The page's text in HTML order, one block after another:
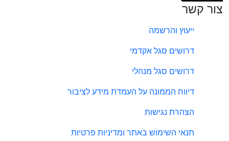
צור קשר
ייעוץ והרשמה
דרושים סגל אקדמי
דרושים סגל מנהלי
דיווח הממונה על העמדת מידע לציבור
הצהרת נגישות
תנאי השימוש באתר ומדיניות פרטיות